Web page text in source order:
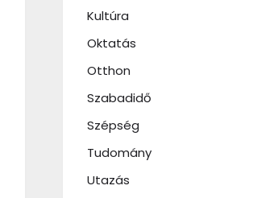
Kultúra
Oktatás
Otthon
Szabadidő
Szépség
Tudomány
Utazás